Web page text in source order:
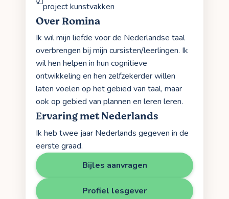
project kunstvakken
Over Romina
Ik wil mijn liefde voor de Nederlandse taal
overbrengen bij mijn cursisten/leerlingen. Ik
wil hen helpen in hun cognitieve
ontwikkeling en hen zelfzekerder willen
laten voelen op het gebied van taal, maar
ook op gebied van plannen en leren leren.
Ervaring met Nederlands
Ik heb twee jaar Nederlands gegeven in de
eerste graad.
Bijles aanvragen
Profiel lesgever